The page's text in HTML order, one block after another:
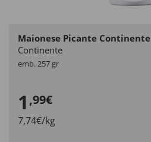
Maionese Picante Continente
Continente
emb. 257 gr
1 ,99€
7,74€/kg